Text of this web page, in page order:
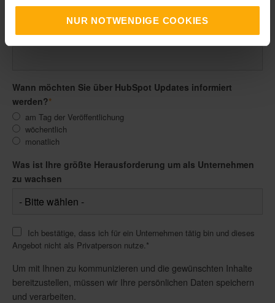
NUR NOTWENDIGE COOKIES
E-Mail Adresse*
Ihre Daten sind vertraulich und werden niemals an Dritte
weitergegeben!
Wann möchten Sie über HubSpot Updates informiert
werden?*
am Tag der Veröffentlichung
wöchentlich
monatlich
Was ist Ihre größte Herausforderung um als Unternehmen
zu wachsen
Ich bestätige, dass ich für ein Unternehmen tätig bin und dieses
Angebot nicht als Privatperson nutze. *
Um mit Ihnen zu kommunizieren und die gewünschten Inhalte
bereitzustellen, müssen wir Ihre persönlichen Daten speichern
und verarbeiten.